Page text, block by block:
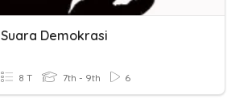
Suara Demokrasi
8 T 7th - 9th 6